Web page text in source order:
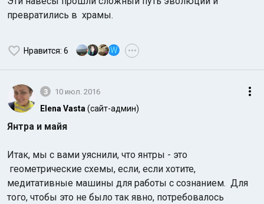
превратились в храмы.
Нравится: 6 W •••
3 10 июл. 2016
Elena Vasta(сайт-админ)
Янтра и майя
Итак, мы с вами уяснили, что янтры - это
геометрические схемы, если, если хотите,
медитативные машины для работы с сознанием. Для
того, чтобы это не было так явно, потребовалось